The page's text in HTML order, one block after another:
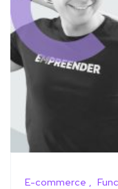
E-commerce